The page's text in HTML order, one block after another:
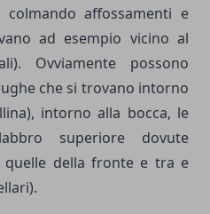
affossamenti e
ad esempio vicino al
Ovviamente possono
che si trovano intorno
intorno alla bocca, le
superiore dovute
quelle della fronte e tra e